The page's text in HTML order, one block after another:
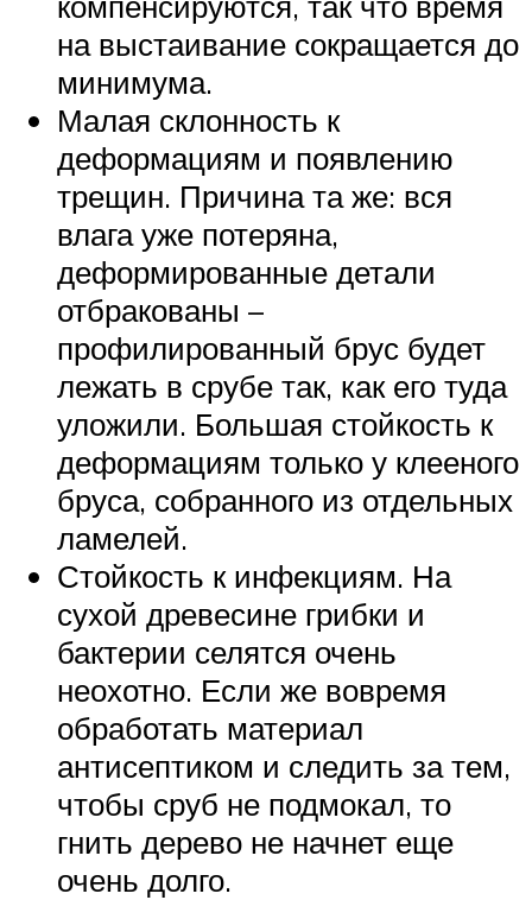
на выстаивание сокращается до
минимума.
Малая склонность к
деформациям и появлению
трещин. Причина та же: вся
влага уже потеряна,
деформированные детали
отбракованы –
профилированный брус будет
лежать в срубе так, как его туда
уложили. Большая стойкость к
деформациям только у клееного
бруса, собранного из отдельных
ламелей.
Стойкость к инфекциям. На
сухой древесине грибки и
бактерии селятся очень
неохотно. Если же вовремя
обработать материал
антисептиком и следить за тем,
чтобы сруб не подмокал, то
гнить дерево не начнет еще
очень долго.